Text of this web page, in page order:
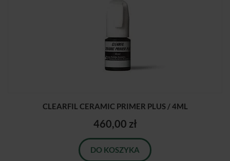
CLEARFIL CERAMIC PRIMER PLUS / 4ML
460,00 zł
DO KOSZYKA